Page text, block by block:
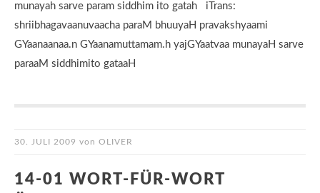
munayah sarve param siddhim ito gatah iTrans:
shriibhagavaanuvaacha paraM bhuuyaH pravakshyaami
GYaanaanaa.n GYaanamuttamam.h yajGYaatvaa munayaH sarve
paraaM siddhimito gataaH
30. JULI 2009 von OLIVER
14-01 WORT-FÜR-WORT